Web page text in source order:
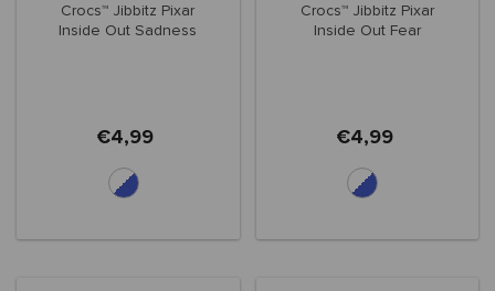
Crocs™ Jibbitz Pixar
Inside Out Sadness
€4,99
Crocs™ Jibbitz Pixar
Inside Out Fear
€4,99